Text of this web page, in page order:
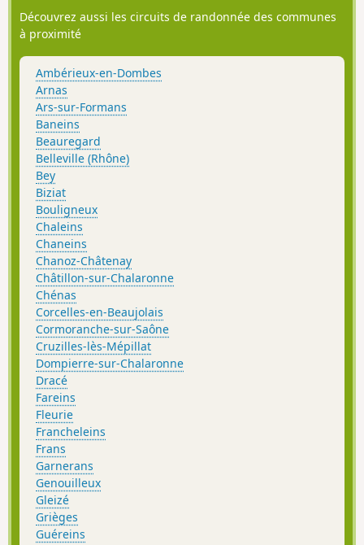
Découvrez aussi les circuits de randonnée des communes
à proximité
Ambérieux-en-Dombes
Arnas
Ars-sur-Formans
Baneins
Beauregard
Belleville (Rhône)
Bey
Biziat
Bouligneux
Chaleins
Chaneins
Chanoz-Châtenay
Châtillon-sur-Chalaronne
Chénas
Corcelles-en-Beaujolais
Cormoranche-sur-Saône
Cruzilles-lès-Mépillat
Dompierre-sur-Chalaronne
Dracé
Fareins
Fleurie
Francheleins
Frans
Garnerans
Genouilleux
Gleizé
Grièges
Guéreins